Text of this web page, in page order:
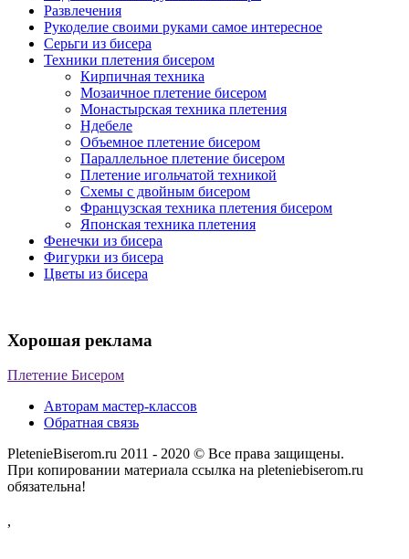
Развлечения
Рукоделие своими руками самое интересное
Серьги из бисера
Техники плетения бисером
Кирпичная техника
Мозаичное плетение бисером
Монастырская техника плетения
Ндебеле
Объемное плетение бисером
Параллельное плетение бисером
Плетение игольчатой техникой
Схемы с двойным бисером
Французская техника плетения бисером
Японская техника плетения
Фенечки из бисера
Фигурки из бисера
Цветы из бисера
Хорошая реклама
Плетение Бисером
Авторам мастер-классов
Обратная связь
PletenieBiserom.ru 2011 - 2020 © Все права защищены.
При копировании материала ссылка на pleteniebiserom.ru
обязательна!
,